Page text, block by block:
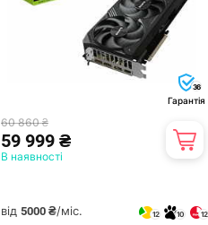
36
Гарантія
60 860 ₴
59 999 ₴
В наявності
від 5000 ₴/міс. 12 10 12